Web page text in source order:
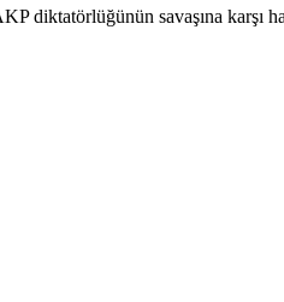
diktatörlüğünün savaşına karşı